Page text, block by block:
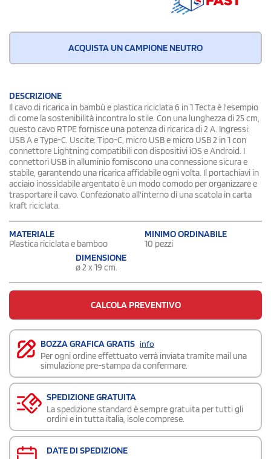
ACQUISTA UN CAMPIONE NEUTRO
DESCRIZIONE
Il cavo di ricarica in bambù e plastica riciclata 6 in 1 Tecta è l'esempio
di come la sostenibilità incontra lo stile. Con una lunghezza di 25 cm,
questo cavo RTPE fornisce una potenza di ricarica di 2 A. Ingressi:
USB A e Type-C. Uscite: Tipo-C, micro USB e micro USB 2 in 1 con
connettore Lightning compatibili con dispositivi iOS e Android. I
connettori USB in alluminio forniscono una connessione sicura e
stabile, garantendo una ricarica affidabile ogni volta. Il portachiavi in
acciaio inossidabile argentato è un modo comodo per organizzare e
trasportare il cavo. Confezionato all'interno di una scatola in carta
kraft riciclata.
MATERIALE
Plastica riciclata e bamboo
MINIMO ORDINABILE
10 pezzi
DIMENSIONE
ø 2 x 19 cm.
CALCOLA PREVENTIVO
BOZZA GRAFICA GRATIS info
Per ogni ordine effettuato verrà inviata tramite mail una
simulazione pre-stampa da confermare.
SPEDIZIONE GRATUITA
La spedizione standard è sempre gratuita per tutti gli
ordini e in tutta italia, isole comprese.
DATE DI SPEDIZIONE